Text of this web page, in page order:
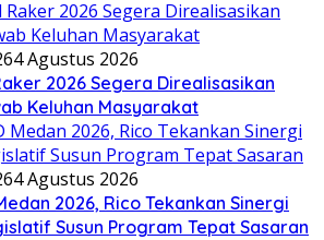
4 Agustus 2026
2026 Segera Direalisasikan
Keluhan Masyarakat
4 Agustus 2026
2026, Rico Tekankan Sinergi
Susun Program Tepat Sasaran